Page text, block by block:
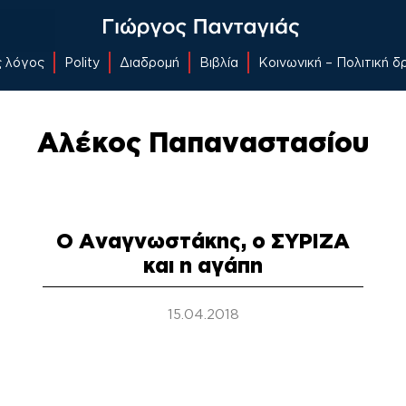
λόγος Polity Διαδρομή Βιβλία Κοινωνική – Πολιτική
Αλέκος Παπαναστασίου
Ο Αναγνωστάκης, ο ΣΥΡΙΖΑ
και η αγάπη
15.04.2018